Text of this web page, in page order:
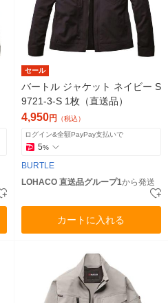
セール
バートル ジャケット ネイビー S
9721-3-S 1枚（直送品）
4,950円 （税込）
ログイン&全額PayPay支払いで
5%
BURTLE
LOHACO 直送品グループ1から発送
カートに入れる